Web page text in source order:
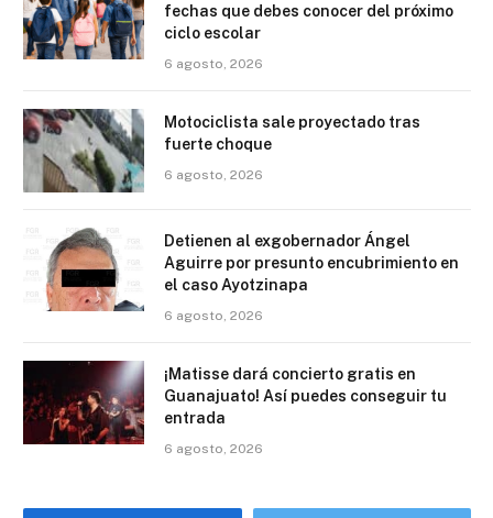
fechas que debes conocer del próximo
ciclo escolar
6 agosto, 2026
Motociclista sale proyectado tras
fuerte choque
6 agosto, 2026
Detienen al exgobernador Ángel
Aguirre por presunto encubrimiento en
el caso Ayotzinapa
6 agosto, 2026
¡Matisse dará concierto gratis en
Guanajuato! Así puedes conseguir tu
entrada
6 agosto, 2026